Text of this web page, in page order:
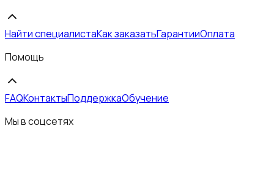
Найти специалистаКак заказатьГарантииОплата
Помощь
FAQКонтактыПоддержкаОбучение
Мы в соцсетях